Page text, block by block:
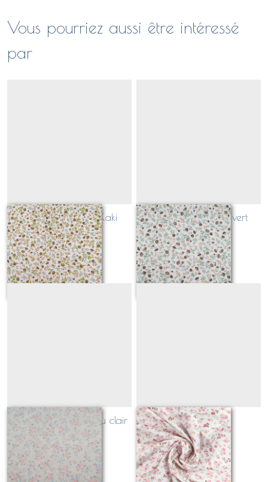
Vous pourriez aussi être intéressé
par
ELEONI Tomette et Kaki
Sur demande
ELEONI Saumon et vert
sauge
Sur demande
ANDENEA Rose et Bleu clair
Sur demande
FLORA
Sur demande